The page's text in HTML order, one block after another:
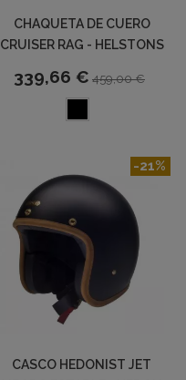
CHAQUETA DE CUERO
CRUISER RAG - HELSTONS
339,66 € 459,00 €
CASCO HEDONIST JET
-21%